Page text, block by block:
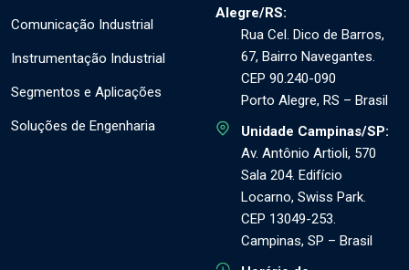
Comunicação Industrial
Instrumentação Industrial
Segmentos e Aplicações
Soluções de Engenharia
Alegre/RS:
Rua Cel. Dico de Barros,
67, Bairro Navegantes.
CEP 90.240-090
Porto Alegre, RS – Brasil
Unidade Campinas/SP:
Av. Antônio Artioli, 570
Sala 204. Edifício
Locarno, Swiss Park.
CEP 13049-253.
Campinas, SP – Brasil